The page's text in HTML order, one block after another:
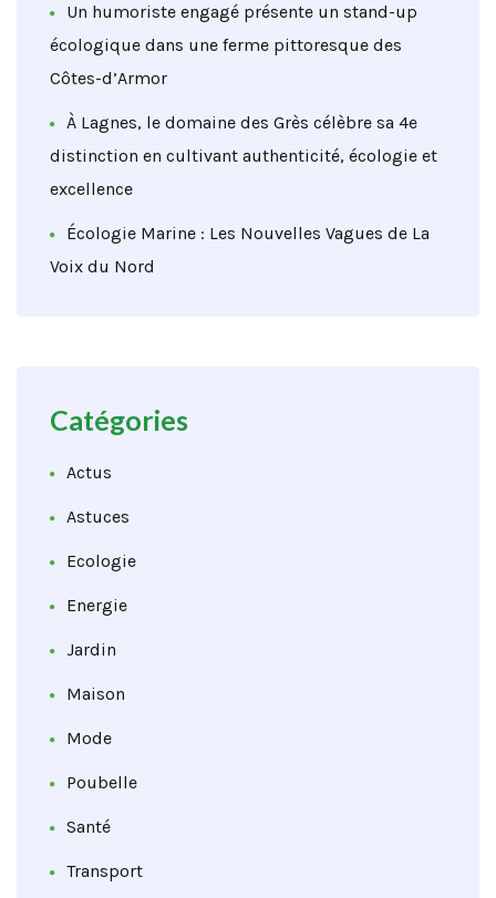
Un humoriste engagé présente un stand-up
écologique dans une ferme pittoresque des
Côtes-d’Armor
À Lagnes, le domaine des Grès célèbre sa 4e
distinction en cultivant authenticité, écologie et
excellence
Écologie Marine : Les Nouvelles Vagues de La
Voix du Nord
Catégories
Actus
Astuces
Ecologie
Energie
Jardin
Maison
Mode
Poubelle
Santé
Transport